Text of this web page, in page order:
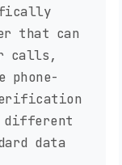
that can
calls,
phone-
verification
different
data